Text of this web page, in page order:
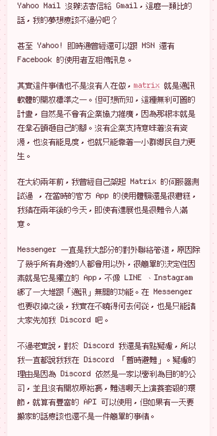
Yahoo Mail 沒辦法寄信給 Gmail，這麼一類比的
話，我的夢想應該不過分吧？
甚至 Yahoo! 即時通曾經還可以跟 MSN 還有
Facebook 的使用者互相傳訊息。
其實這件事情也不是沒有人在做， matrix 就是通訊
軟體的開放標準之一。但可想而知，這種無利可圖的
計畫，自然是不會有企業協力推廣，因為那根本就是
在拿石頭砸自己的腳。沒有企業支持意味著沒有資
源，也沒有能見度，也就只能靠著一小群鄉民自力更
生。
在大約兩年前，我曾經自己架起 Matrix 的伺服器測
試過 ，在當時的官方 App 的使用體驗還是很糟糕，
我猜在兩年後的今天，即使有進展也是很難令人滿
意。
Messenger 一直是我大部分的對外聯絡管道，原因除
了幾乎所有身邊的人都會用以外，很簡單的決定性因
素就是它是獨立的 App，不像 LINE 、Instagram
綁了一大堆跟「通訊」無關的功能。在 Messenger
也要收掉之後，我實在不曉得何去何從，也是只能請
大家先加我 Discord 吧。
不過老實說，對於 Discord 我還是有點疑慮，所以
我一直都說我我在 Discord 「暫時避難」。疑慮的
理由是因為 Discord 依然是一家以營利為目的的公
司，並且沒有開放原始碼，難逃哪天上演養套殺的環
節，就算有豐富的 API 可以使用，但如果有一天要
搬家的話應該也還不是一件簡單的事情。